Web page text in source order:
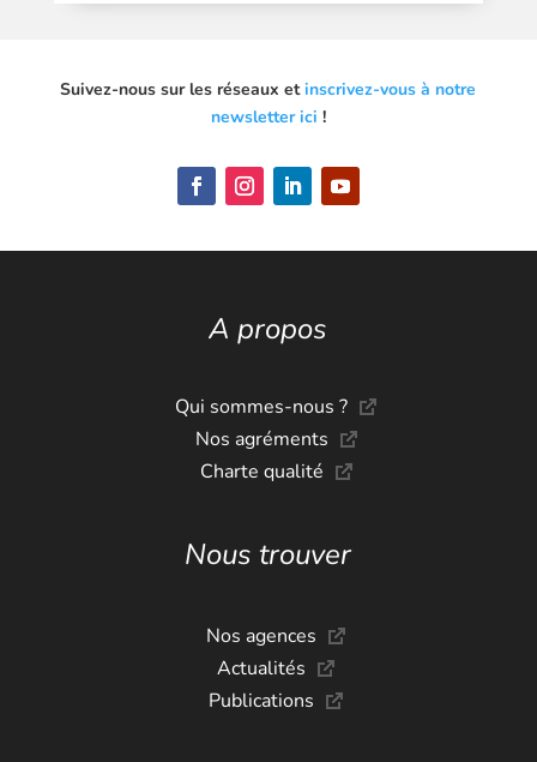
Suivez-nous sur les réseaux etinscrivez-vous à notre
newsletter ici !
A propos
Qui sommes-nous ?
Nos agréments
Charte qualité
Nous trouver
Nos agences
Actualités
Publications